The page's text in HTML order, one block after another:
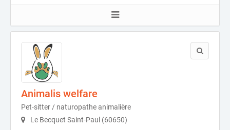
Animalis welfare
Pet-sitter / naturopathe animalière
Le Becquet Saint-Paul (60650)